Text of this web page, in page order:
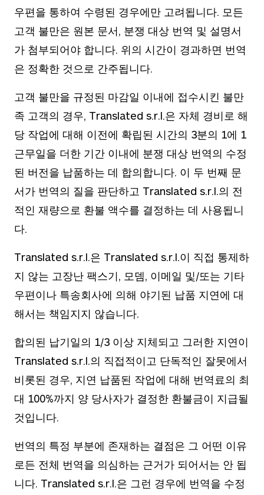
우편을 통하여 수령된 경우에만 고려됩니다. 모든
고객 불만은 원본 문서, 분쟁 대상 번역 및 설명서
가 첨부되어야 합니다. 위의 시간이 경과하면 번역
은 정확한 것으로 간주됩니다.
고객 불만을 규정된 마감일 이내에 접수시킨 불만
족 고객의 경우, Translated s.r.l.은 자체 경비로 해
당 작업에 대해 이전에 확립된 시간의 3분의 1에 1
근무일을 더한 기간 이내에 분쟁 대상 번역의 수정
된 버전을 납품하는 데 합의합니다. 이 두 번째 문
서가 번역의 질을 판단하고 Translated s.r.l.의 전
적인 재량으로 환불 액수를 결정하는 데 사용됩니
다.
Translated s.r.l.은 Translated s.r.l.이 직접 통제하
지 않는 고장난 팩스기, 모뎀, 이메일 및/또는 기타
우편이나 특송회사에 의해 야기된 납품 지연에 대
해서는 책임지지 않습니다.
합의된 납기일의 1/3 이상 지체되고 그러한 지연이
Translated s.r.l.의 직접적이고 단독적인 잘못에서
비롯된 경우, 지연 납품된 작업에 대해 번역료의 최
대 100%까지 양 당사자가 결정한 환불금이 지급될
것입니다.
번역의 특정 부분에 존재하는 결점은 그 어떤 이유
로든 전체 번역을 의심하는 근거가 되어서는 안 됩
니다. Translated s.r.l.은 그런 경우에 번역을 수정